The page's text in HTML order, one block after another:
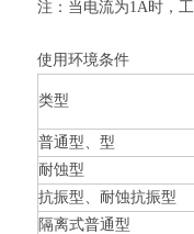
注：当电流为1A时，
使用环境条件
类型
普通型、型
耐蚀型
抗振型、耐蚀抗振型
隔离式普通型